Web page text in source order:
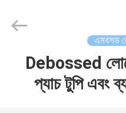
Accessories
Co.,Ltd.
এমবসড
Debossed
প্যাচ টুপি এবং